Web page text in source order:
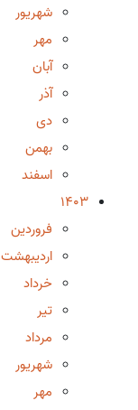
شهریور
مهر
آبان
آذر
دی
بهمن
اسفند
1403
فروردین
اردیبهشت
خرداد
تیر
مرداد
شهریور
مهر